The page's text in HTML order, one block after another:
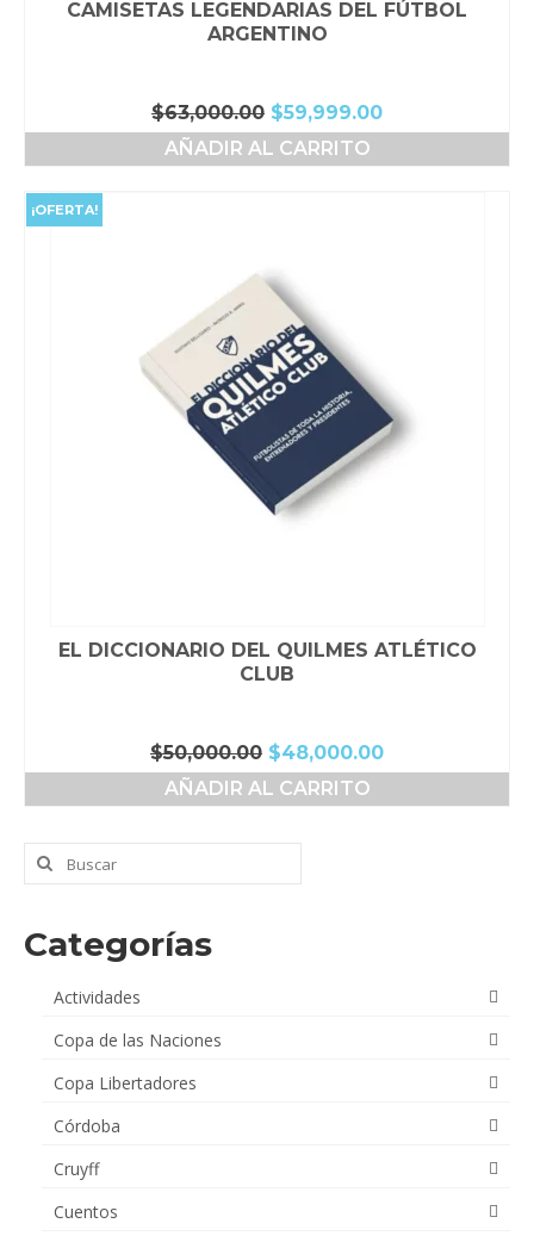
CAMISETAS LEGENDARIAS DEL FÚTBOL
ARGENTINO
$63,000.00 El
precio
original
$59,999.00El
precio
AÑADIR AL CARRITO
¡OFERTA!
EL DICCIONARIO DEL QUILMES ATLÉTICO
CLUB
$50,000.00 El
precio
original
$50,000.00.
$48,000.00El
precio
AÑADIR AL CARRITO
Buscar
por:
Categorías
Actividades
Copa de las Naciones
Copa Libertadores
Córdoba
Cruyff
Cuentos